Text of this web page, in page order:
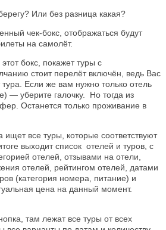
Или без разница какая?
чек-бокс, отображаться будут
на самолёт.
бокс, покажет туры с
стоит перелёт включён, ведь Вас
Если же вам нужно только отель
— уберите галочку. Но тогда из
Останется только проживание в
все туры, которые соответствуют
выходит список отелей и туров, с
отелей, отзывами на отели,
отелей, рейтингом отелей, датами
(категория номера, питание) и
цена на данный момент.
там лежат все туры от всех